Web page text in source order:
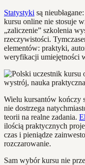
Statystyki są
kursu online nie stosuje
„zaliczenie” szkolenia
rzeczywistości.
elementów: praktyki,
weryfikacji umiejętności
Wielu kursantów kończy
nie dostrzega
teorii na realne zadania.
ilością praktycznych
czas i pieniądze
rozczarowanie.
Sam wybór kursu nie